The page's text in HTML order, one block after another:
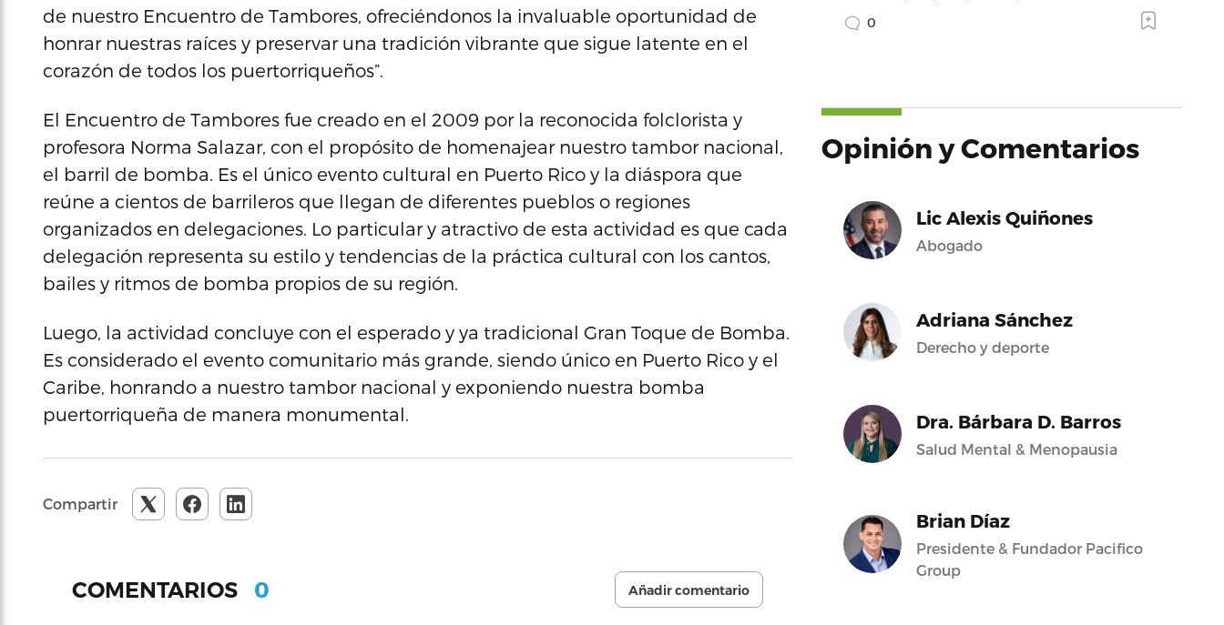
de nuestro Encuentro de Tambores, ofreciéndonos la invaluable oportunidad de
honrar nuestras raíces y preservar una tradición vibrante que sigue latente en el
corazón de todos los puertorriqueños”.
El Encuentro de Tambores fue creado en el 2009 por la reconocida folclorista y
profesora Norma Salazar, con el propósito de homenajear nuestro tambor nacional,
el barril de bomba. Es el único evento cultural en Puerto Rico y la diáspora que
reúne a cientos de barrileros que llegan de diferentes pueblos o regiones
organizados en delegaciones. Lo particular y atractivo de esta actividad es que cada
delegación representa su estilo y tendencias de la práctica cultural con los cantos,
bailes y ritmos de bomba propios de su región.
Luego, la actividad concluye con el esperado y ya tradicional Gran Toque de Bomba.
Es considerado el evento comunitario más grande, siendo único en Puerto Rico y el
Caribe, honrando a nuestro tambor nacional y exponiendo nuestra bomba
puertorriqueña de manera monumental.
Compartir
COMENTARIOS 0 Añadir comentario
0
Opinión y Comentarios
Lic Alexis Quiñones
Abogado
Adriana Sánchez
Derecho y deporte
Dra. Bárbara D. Barros
Salud Mental & Menopausia
Brian Díaz
Presidente & Fundador Pacifico
Group